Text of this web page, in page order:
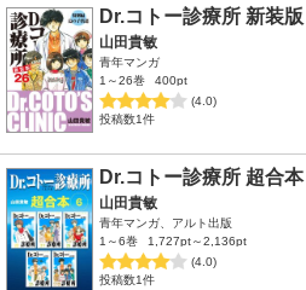
Dr.コトー診療所 新装版
山田貴敏
青年マンガ
1～26巻
400pt
(4.0)
投稿数1件
Dr.コトー診療所 超合本
山田貴敏
青年マンガ、アルト出版
1～6巻
1,727pt～2,136pt
(4.0)
投稿数1件